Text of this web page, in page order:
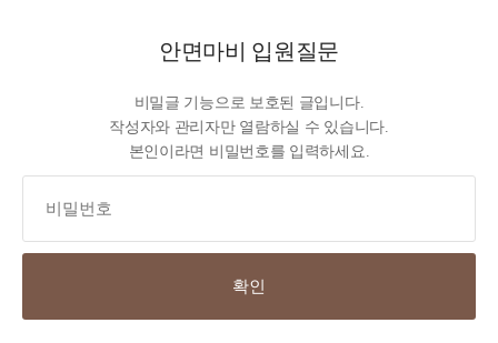
안면마비 입원질문
비밀글 기능으로 보호된 글입니다.
작성자와 관리자만 열람하실 수 있습니다.
본인이라면 비밀번호를 입력하세요.